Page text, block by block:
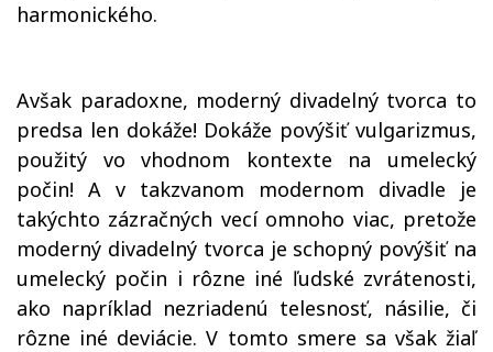
harmonického.
Avšak paradoxne, moderný divadelný tvorca to
predsa len dokáže! Dokáže povýšiť vulgarizmus,
použitý vo vhodnom kontexte na umelecký
počin! A v takzvanom modernom divadle je
takýchto zázračných vecí omnoho viac, pretože
moderný divadelný tvorca je schopný povýšiť na
umelecký počin i rôzne iné ľudské zvrátenosti,
ako napríklad nezriadenú telesnosť, násilie, či
rôzne iné deviácie. V tomto smere sa však žiaľ